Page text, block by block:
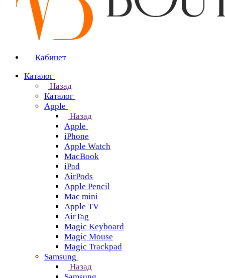
Кабинет
Каталог
Назад
Каталог
Apple
Назад
Apple
iPhone
Apple Watch
MacBook
iPad
AirPods
Apple Pencil
Mac mini
Apple TV
AirTag
Magic Keyboard
Magic Mouse
Magic Trackpad
Samsung
Назад